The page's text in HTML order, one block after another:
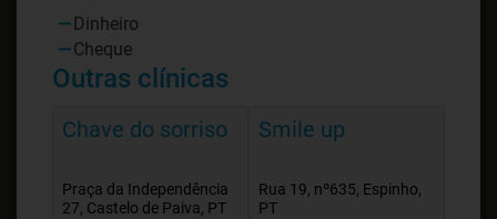
Dinheiro
Cheque
Outras clínicas
Chave do sorriso
Praça da Independência
27, Castelo de Paiva, PT
Smile up
Rua 19, nº635, Espinho,
PT